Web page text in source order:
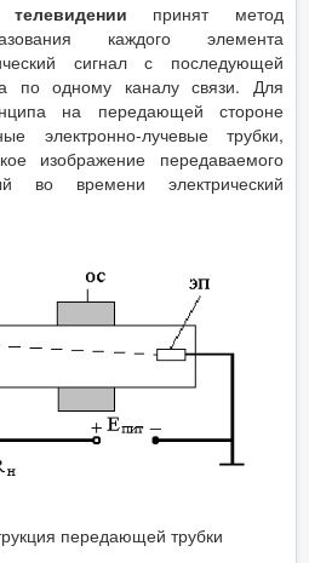
принят метод
каждого элемента
сигнал с последующей
по одному каналу связи. Для
на передающей стороне
электронно-лучевые трубки,
изображение передаваемого
во времени электрический
передающей трубки